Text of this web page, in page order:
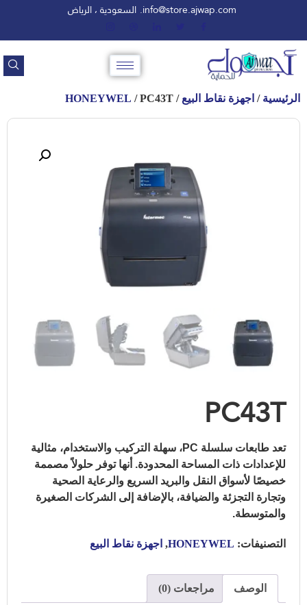
info@store.ajwap.com. السعودية ، الرياض
الرئيسية / اجهزة نقاط البيع /
HONEYWEL / PC43T
PC43T
تعد طابعات سلسلة PC، سهلة التركيب والاستخدام، مثالية
للإعدادات ذات المساحة المحدودة. أنها توفر حلولاً مصممة
خصيصًا لأسواق النقل والبريد السريع والرعاية الصحية
وتجارة التجزئة والضيافة، بالإضافة إلى الشركات الصغيرة
والمتوسطة.
التصنيفات: HONEYWEL
, اجهزة نقاط البيع
الوصف مراجعات (0)